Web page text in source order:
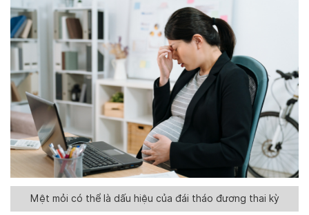
Mệt mỏi có thể là dấu hiệu của đái tháo đương thai kỳ